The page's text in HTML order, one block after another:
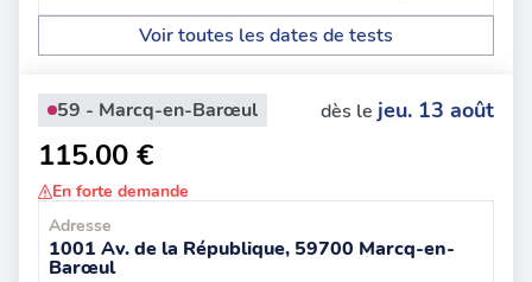
Voir toutes les dates de tests
59 - Marcq-en-Barœul dès le jeu. 13 août
115.00 €
En forte demande
Adresse
1001 Av. de la République, 59700 Marcq-en-
Barœul